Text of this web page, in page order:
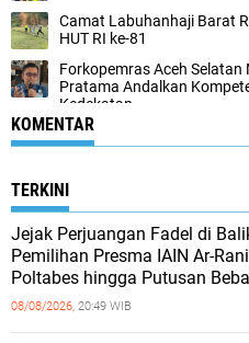
Camat Labuhanhaji Barat
HUT RI ke-81
Forkopemras Aceh Selatan
Pratama Andalkan
Kedekatan
KOMENTAR
TERKINI
Jejak Perjuangan Fadel di
Pemilihan Presma IAIN Ar-
Poltabes hingga Putusan
08/08/2026, 20:49 WIB